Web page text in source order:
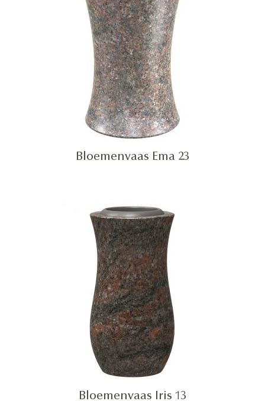
Bloemenvaas Ema 23
Bloemenvaas Iris 13